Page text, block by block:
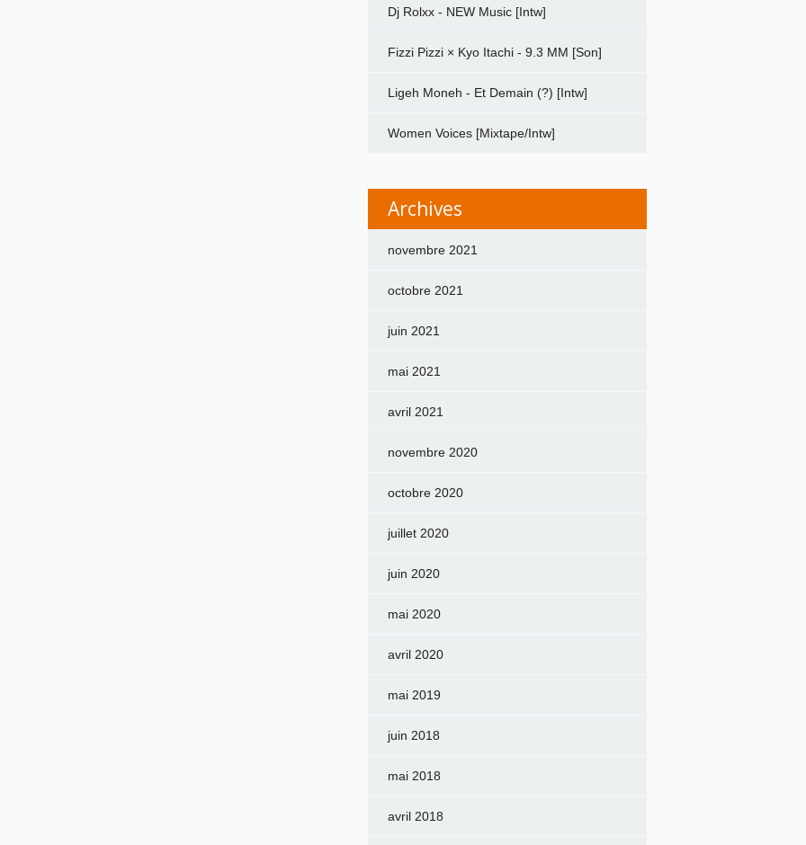
Dj Rolxx - NEW Music [Intw]
Fizzi Pizzi × Kyo Itachi - 9.3 MM [Son]
Ligeh Moneh - Et Demain (?) [Intw]
Women Voices [Mixtape/Intw]
Archives
novembre 2021
octobre 2021
juin 2021
mai 2021
avril 2021
novembre 2020
octobre 2020
juillet 2020
juin 2020
mai 2020
avril 2020
mai 2019
juin 2018
mai 2018
avril 2018